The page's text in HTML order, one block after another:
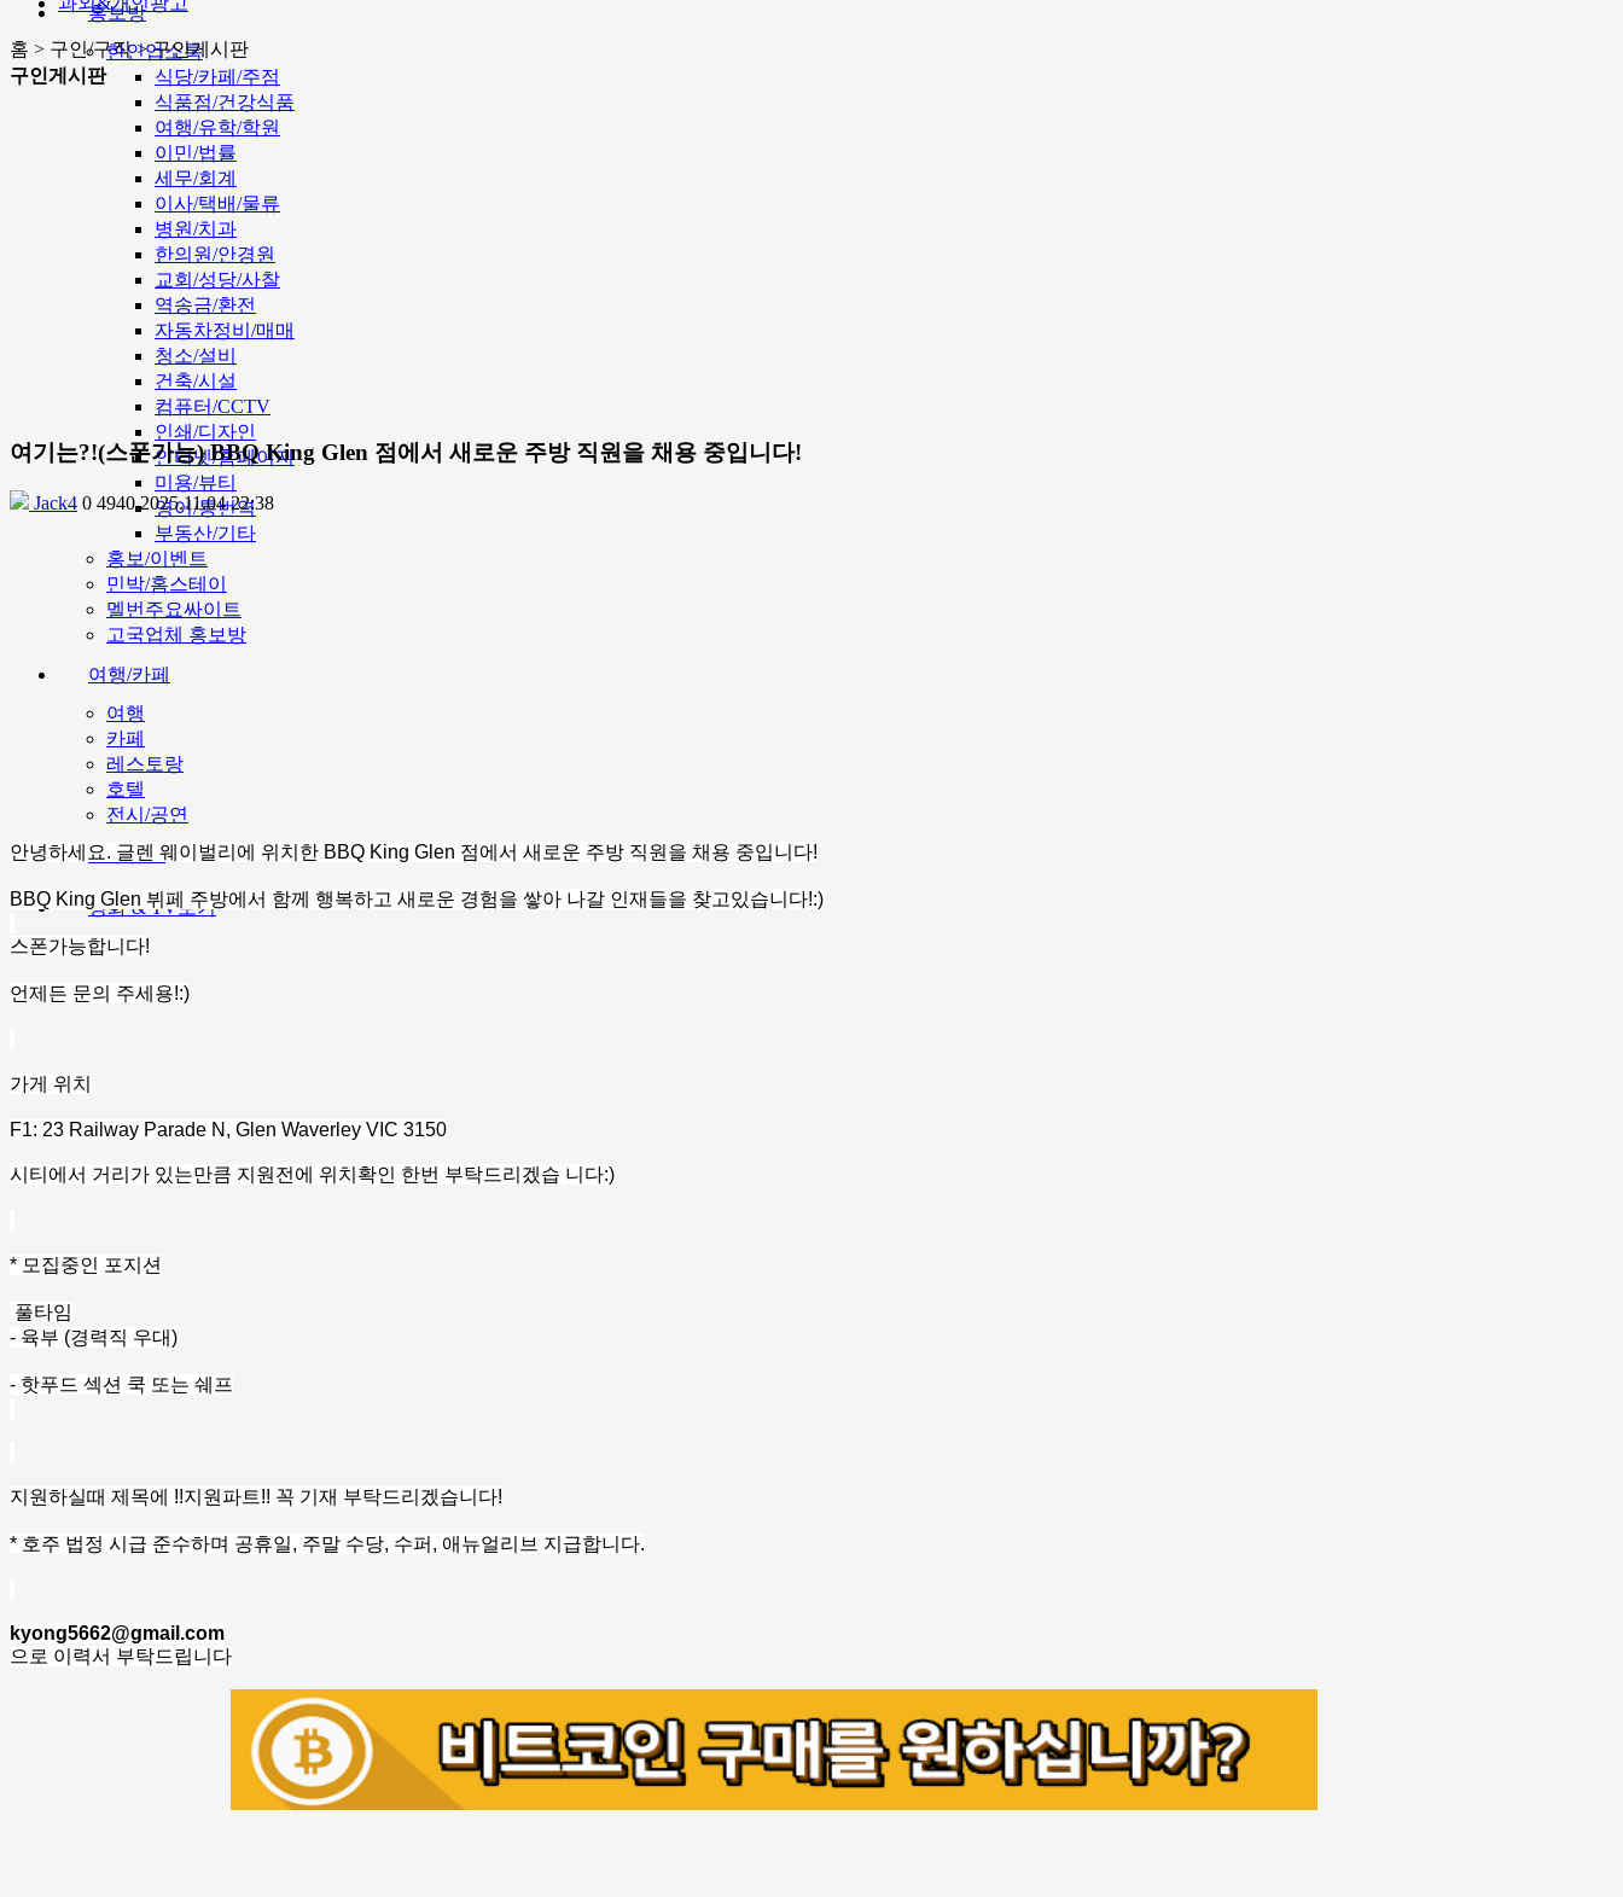
홍보방
한인업소록
식당/카페/주점
식품점/건강식품
여행/유학/학원
이민/법률
세무/회계
이사/택배/물류
병원/치과
한의원/안경원
교회/성당/사찰
역송금/환전
자동차정비/매매
청소/설비
건축/시설
컴퓨터/CCTV
인쇄/디자인
인터넷/홈페이지
미용/뷰티
영어/통번역
부동산/기타
홍보/이벤트
민박/홈스테이
멜번주요싸이트
고국업체 홍보방
여행/카페
여행
카페
레스토랑
호텔
전시/공연
호주뉴스
영화 & TV보기
홈 > 구인/구직 > 구인게시판
구인게시판
여기는?!(스폰가능) BBQ King Glen 점에서 새로운 주방 직원을 채용 중입니다!
Jack4 0 49402025.11.04 22:38
안녕하세요. 글렌 웨이벌리에 위치한 BBQ King Glen 점에서 새로운 주방 직원을 채용 중입니다!
BBQ King Glen 뷔페 주방에서 함께 행복하고 새로운 경험을 쌓아 나갈 인재들을 찾고있습니다!:)
스폰가능합니다!
언제든 문의 주세용!:)
가게 위치
F1: 23 Railway Parade N, Glen Waverley VIC 3150
시티에서 거리가 있는만큼 지원전에 위치확인 한번 부탁드리겠습 니다:)
* 모집중인 포지션
풀타임
- 육부 (경력직 우대)
- 핫푸드 섹션 쿡 또는 쉐프
지원하실때 제목에 !!지원파트!! 꼭 기재 부탁드리겠습니다!
* 호주 법정 시급 준수하며 공휴일, 주말 수당, 수퍼, 애뉴얼리브 지급합니다.
kyong5662@gmail.com
으로 이력서 부탁드립니다